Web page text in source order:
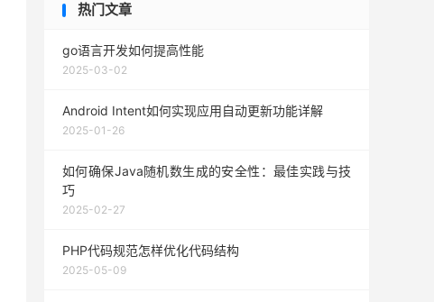
热门文章
go语言开发如何提高性能
2025-03-02
Android Intent如何实现应用自动更新功能详解
2025-01-26
如何确保Java随机数生成的安全性：最佳实践与技
巧
2025-02-27
PHP代码规范怎样优化代码结构
2025-05-09